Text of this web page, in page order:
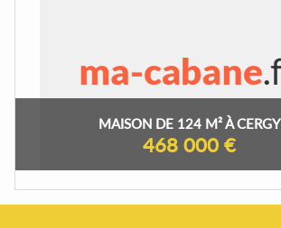
MAISON DE 124 M² À CERGY
468 000 €